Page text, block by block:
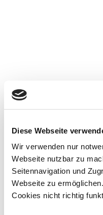
Diese Webseite
Wir verwenden nur
Webseite nutzbar zu
Seitennavigation und
Webseite zu
Cookies nicht richtig